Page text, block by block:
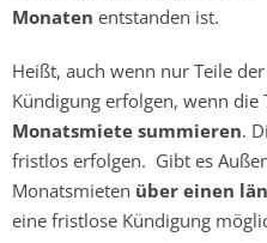
Monaten entstanden ist.
Heißt, auch wenn nur Teile
Kündigung erfolgen, wenn die
Monatsmiete summieren.
fristlos erfolgen. Gibt es
Monatsmieten über einen
eine fristlose Kündigung